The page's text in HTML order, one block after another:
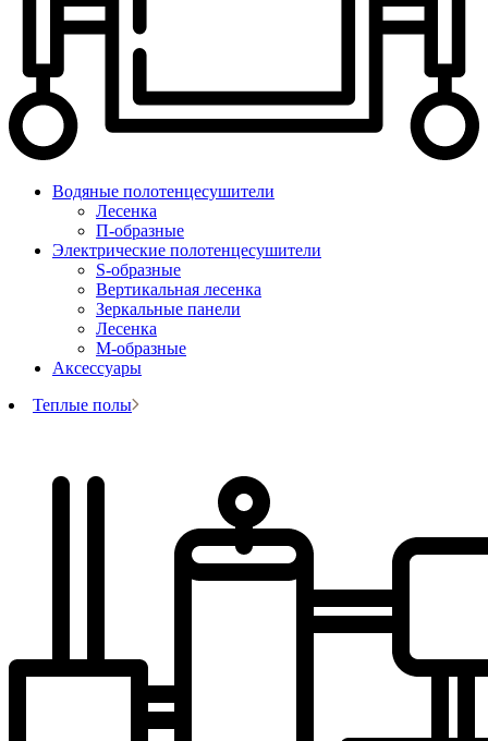
Водяные полотенцесушители
Лесенка
П-образные
Электрические полотенцесушители
S-образные
Вертикальная лесенка
Зеркальные панели
Лесенка
М-образные
Аксессуары
Теплые полы